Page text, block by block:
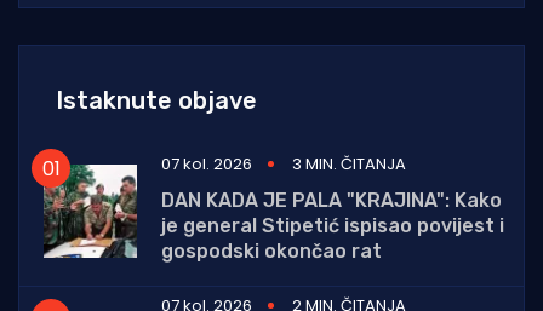
Istaknute objave
07 kol. 2026
3 MIN. ČITANJA
DAN KADA JE PALA "KRAJINA": Kako
je general Stipetić ispisao povijest i
gospodski okončao rat
07 kol. 2026 2 MIN. ČITANJA